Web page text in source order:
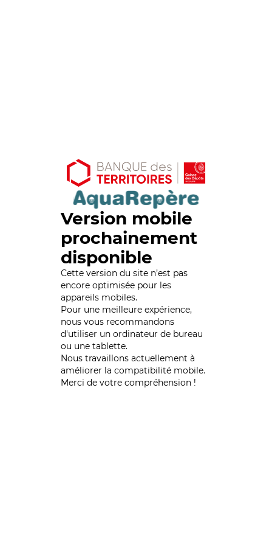
Version mobile
prochainement
disponible
Cette version du site n’est pas
encore optimisée pour les
appareils mobiles.
Pour une meilleure expérience,
nous vous recommandons
d'utiliser un ordinateur de bureau
ou une tablette.
Nous travaillons actuellement à
améliorer la compatibilité mobile.
Merci de votre compréhension !